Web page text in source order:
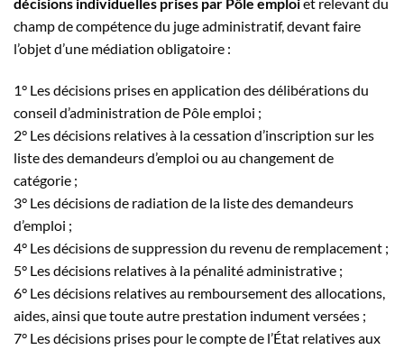
champ de compétence du juge administratif, devant faire
l’objet d’une médiation obligatoire :
1° Les décisions prises en application des délibérations du
conseil d’administration de Pôle emploi ;
2° Les décisions relatives à la cessation d’inscription sur les
liste des demandeurs d’emploi ou au changement de
catégorie ;
3° Les décisions de radiation de la liste des demandeurs
d’emploi ;
4° Les décisions de suppression du revenu de remplacement ;
5° Les décisions relatives à la pénalité administrative ;
6° Les décisions relatives au remboursement des allocations,
aides, ainsi que toute autre prestation indument versées ;
7° Les décisions prises pour le compte de l’État relatives aux